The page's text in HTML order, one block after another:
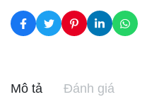
Mô tả Đánh giá